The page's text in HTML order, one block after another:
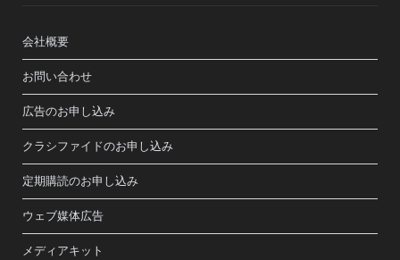
会社概要
お問い合わせ
広告のお申し込み
クラシファイドのお申し込み
定期購読のお申し込み
ウェブ媒体広告
メディアキット